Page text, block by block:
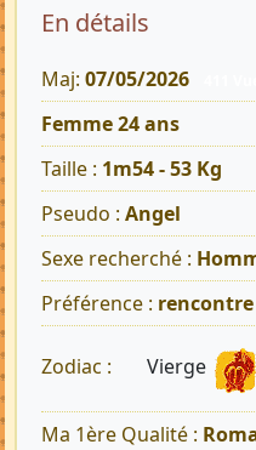
En détails
Maj: 07/05/2026
Femme 24 ans
Taille : 1m54 - 53 Kg
Pseudo : Angel
Sexe recherché :
Préférence :
Zodiac : Vierge
Ma 1ère Qualité :